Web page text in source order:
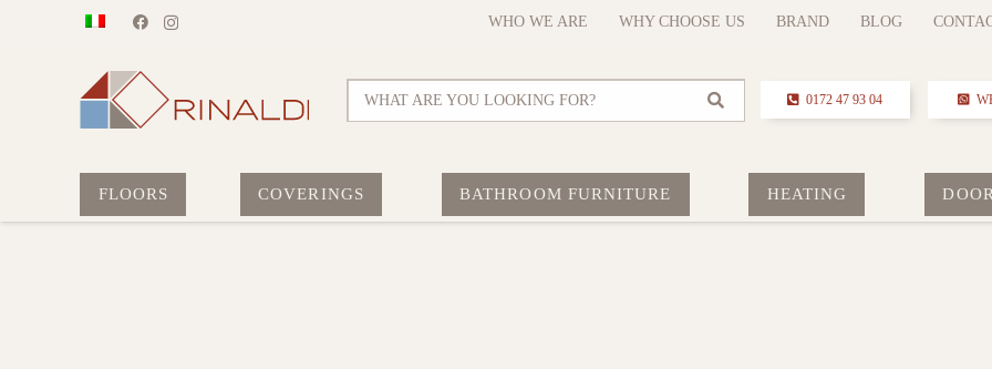
BLOG
BRAND
WHY CHOOSE US
WHO WE ARE
WHAT ARE YOU LOOKING FOR? 0172 47 93 04
HEATING
BATHROOM FURNITURE
COVERINGS
FLOORS